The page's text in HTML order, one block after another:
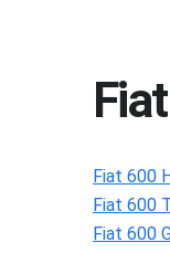
Fiat 600
Fiat 600
Fiat 600